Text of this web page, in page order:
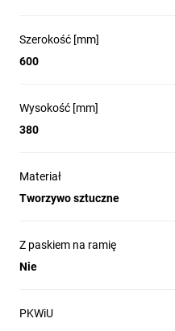
Szerokość [mm]
600
Wysokość [mm]
380
Materiał
Tworzywo sztuczne
Z paskiem na ramię
Nie
PKWiU